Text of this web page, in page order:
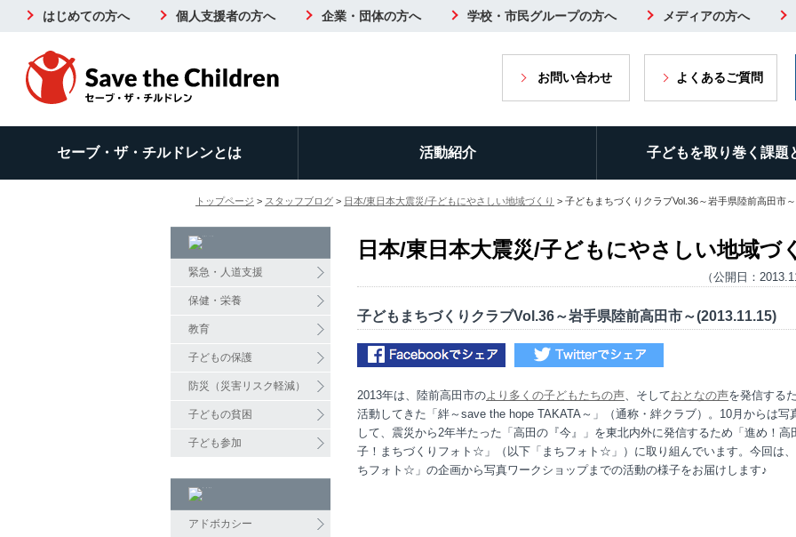
はじめての方へ 個人支援者の方へ 企業・団体の方へ 学校・市民グループの方へ メディアの方へ
お問い合わせ よくあるご質問
セーブ・ザ・チルドレンとは 活動紹介 子どもを取り巻く課題
トップページ > スタッフブログ > 日本/東日本大震災/子どもにやさしい地域づくり > 子どもまちづくりクラブVol.36～岩手県陸前高田市
緊急・人道支援
保健・栄養
教育
子どもの保護
防災（災害リスク軽減）
子どもの貧困
子ども参加
アドボカシー
日本/東日本大震災/子どもにやさしい地域づ
（公開日：
子どもまちづくりクラブVol.36～岩手県陸前高田市～(2013.11.15)
2013年は、陸前高田市のより多くの子どもたちの声、そしておとなの声を発信する
活動してきた「絆～save the hope TAKATA～」（通称・絆クラブ）。10月からは写
して、震災から2年半たった「高田の『今』」を東北内外に発信するため「進め！高
子！まちづくりフォト☆」（以下「まちフォト☆」）に取り組んでいます。今回は
ちフォト☆」の企画から写真ワークショップまでの活動の様子をお届けします♪